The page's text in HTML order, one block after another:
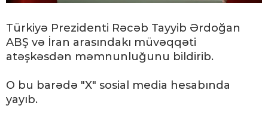
Türkiyə Prezidenti Rəcəb Tayyib Ərdoğan
ABŞ və İran arasındakı müvəqqəti
atəşkəsdən məmnunluğunu bildirib.
O bu barədə "X" sosial media hesabında
yayıb.